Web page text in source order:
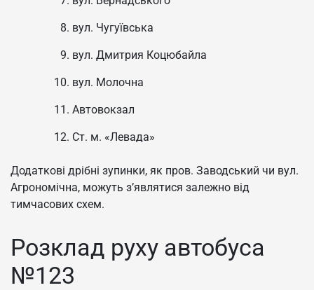
вул. Чугуївська
вул. Дмитрия Коцюбайла
вул. Молочна
Автовокзал
Ст. м. «Левада»
Додаткові дрібні зупинки, як пров. Заводський чи вул.
Агрономічна, можуть з’являтися залежно від
тимчасових схем.
Розклад руху автобуса
№123